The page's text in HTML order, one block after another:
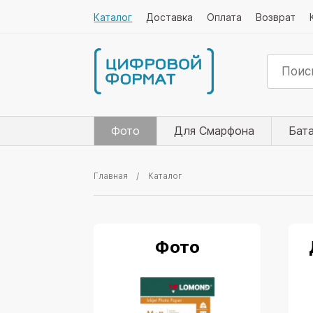
Каталог Доставка Оплата Возврат
Фото Для Смарфона
Главная Каталог
Фото